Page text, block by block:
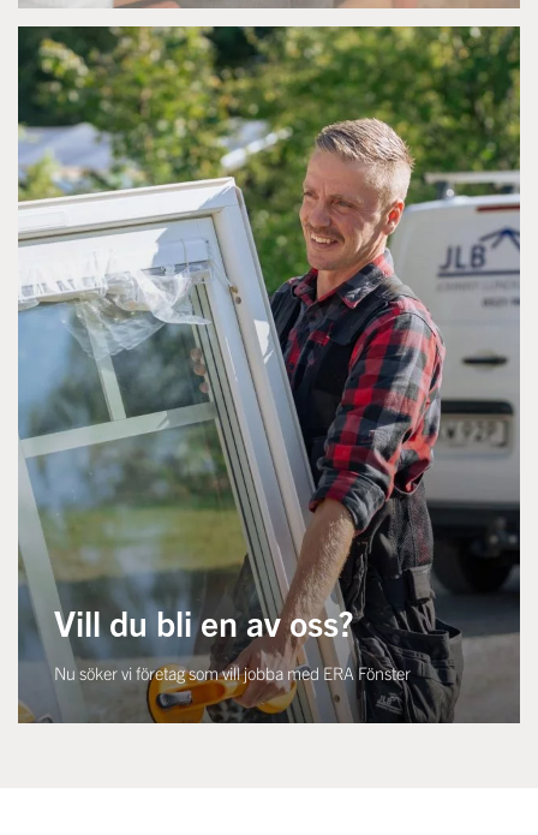
Vill du bli en av oss?
Nu söker vi företag som vill jobba med ERA Fönster